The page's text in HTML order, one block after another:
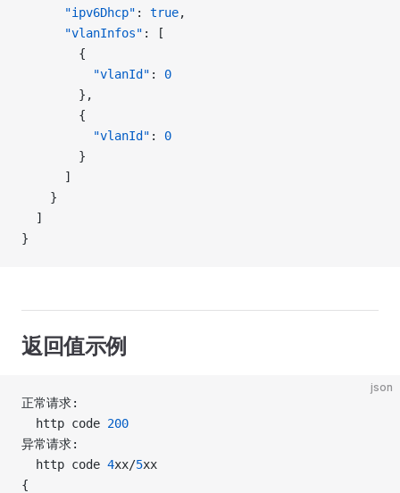
      "ipv6Dhcp"
: true,
      "vlanInfos"
: [
        {
          "vlanId"
: 0
        },
        {
          "vlanId"
: 0
        }
      ]
    }
  ]
}
返回值示例
json
正常请求:
  http code
200
异常请求:
  http code
4xx/5xx
{